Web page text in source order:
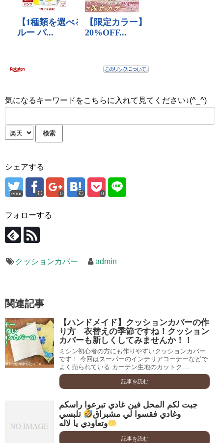
気になるキーワードをこちらに入れて見てください↓(^_^)
シェアする
error 0 0
フォローする
クッションカバー admin
関連記事
【ハンドメイド】クッションカバーの作
り方 衣替えの季節ですね！クッション
カバーも新しくしてみませんか！！
ミシン初心者の方にも作りやすいクッションカバー
です！ 今回はスーパーのインテリアコーナーなどで
よく売られている カーテン生地のカットク....
記事を読む
جبت لكم المحل فين غادي تبرعوا راسكم
وغادي فقسوا لي مشبراق
تلبسي
وتعاودي يا لاله
記事を読む